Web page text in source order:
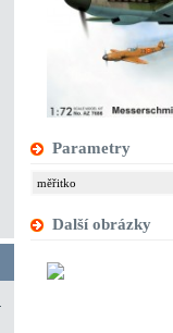
Parametry
měřitko
Další obrázky